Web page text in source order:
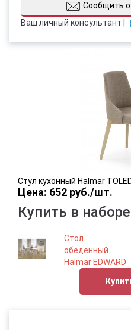
Сообщить о
Ваш личный консультант |
Стул кухонный Halmar
Цена: 652 руб./шт.
Купить в наборе
Стол
обеденный
Halmar EDWARD